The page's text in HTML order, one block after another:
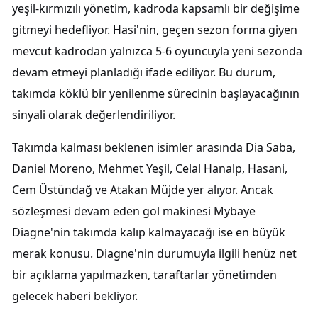
yeşil-kırmızılı yönetim, kadroda kapsamlı bir değişime
gitmeyi hedefliyor. Hasi'nin, geçen sezon forma giyen
mevcut kadrodan yalnızca 5-6 oyuncuyla yeni sezonda
devam etmeyi planladığı ifade ediliyor. Bu durum,
takımda köklü bir yenilenme sürecinin başlayacağının
sinyali olarak değerlendiriliyor.
Takımda kalması beklenen isimler arasında Dia Saba,
Daniel Moreno, Mehmet Yeşil, Celal Hanalp, Hasani,
Cem Üstündağ ve Atakan Müjde yer alıyor. Ancak
sözleşmesi devam eden gol makinesi Mybaye
Diagne'nin takımda kalıp kalmayacağı ise en büyük
merak konusu. Diagne'nin durumuyla ilgili henüz net
bir açıklama yapılmazken, taraftarlar yönetimden
gelecek haberi bekliyor.